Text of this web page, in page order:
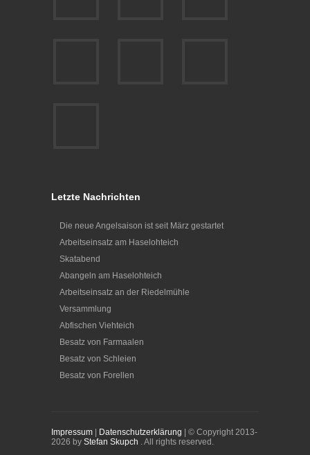
Letzte Nachrichten
Die neue Angelsaison ist seit März gestartet
Arbeitseinsatz am Haselohteich
Skatabend
Abangeln am Haselohteich
Arbeitseinsatz an der Riedelmühle
Versammlung
Abfischen Viehteich
Besatz von Farmaalen
Besatz von Schleien
Besatz von Forellen
Impressum | Datenschutzerklärung | © Copyright 2013-
2026 by Stefan Skupch . All rights reserved.